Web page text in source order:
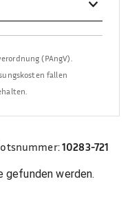
(PAngV).
fallen
10283-721
gefunden werden.